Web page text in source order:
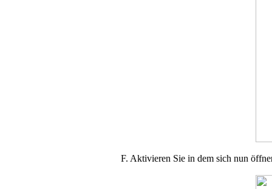
F. Aktivieren Sie in dem sich nun